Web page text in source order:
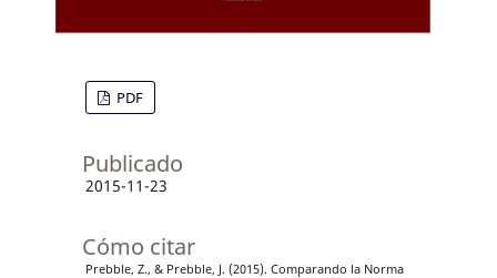
PDF
Publicado
2015-11-23
Cómo citar
Prebble, Z., & Prebble, J. (2015). Comparando la Norma